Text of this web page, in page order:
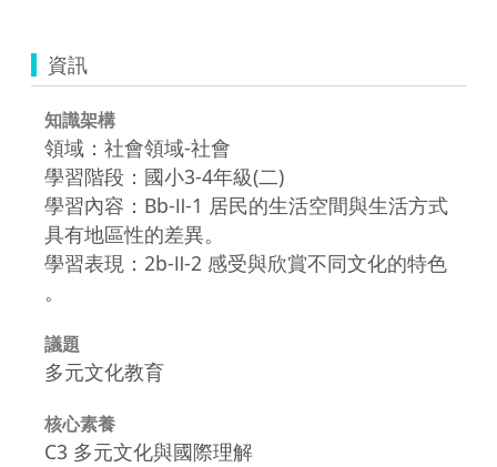
資訊
知識架構
領域：社會領域-社會
學習階段：國小3-4年級(二)
學習內容：Bb-Ⅱ-1 居民的生活空間與生活方式
具有地區性的差異。
學習表現：2b-Ⅱ-2 感受與欣賞不同文化的特色
。
議題
多元文化教育
核心素養
C3 多元文化與國際理解